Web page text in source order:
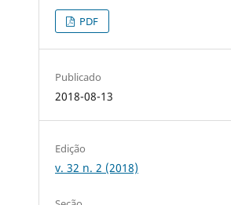
PDF
Publicado
2018-08-13
Edição
v. 32 n. 2 (2018)